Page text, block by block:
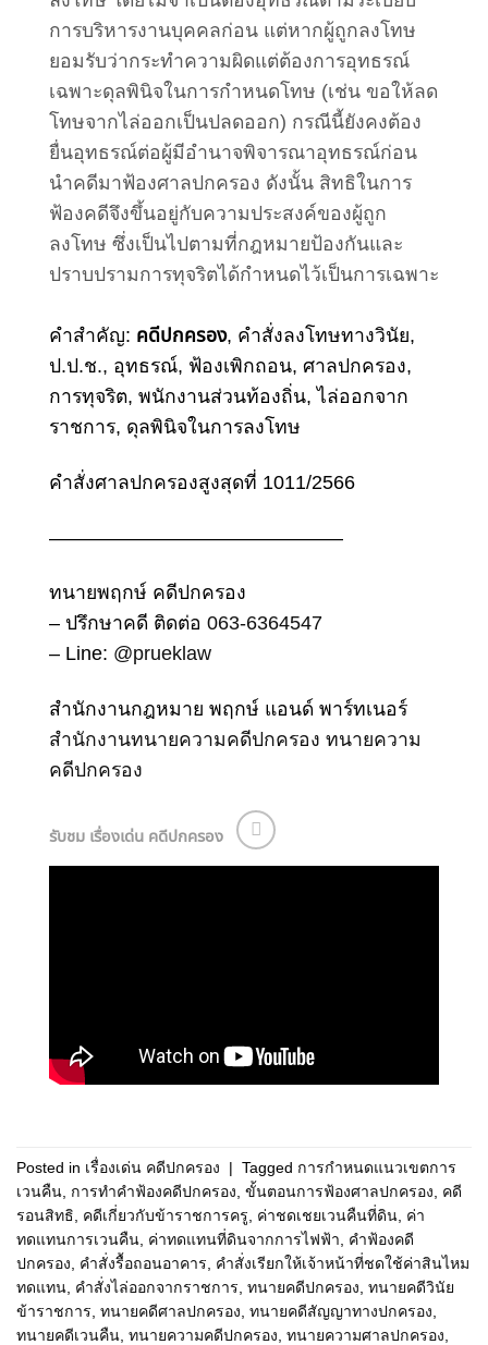
การบริหารงานบุคคลก่อน แต่หากผู้ถูกลงโทษ
ยอมรับว่ากระทำความผิดแต่ต้องการอุทธรณ์
เฉพาะดุลพินิจในการกำหนดโทษ (เช่น ขอให้ลด
โทษจากไล่ออกเป็นปลดออก) กรณีนี้ยังคงต้อง
ยื่นอุทธรณ์ต่อผู้มีอำนาจพิจารณาอุทธรณ์ก่อน
นำคดีมาฟ้องศาลปกครอง ดังนั้น สิทธิในการ
ฟ้องคดีจึงขึ้นอยู่กับความประสงค์ของผู้ถูก
ลงโทษ ซึ่งเป็นไปตามที่กฎหมายป้องกันและ
ปราบปรามการทุจริตได้กำหนดไว้เป็นการเฉพาะ
คำสำคัญ: คดีปกครอง, คำสั่งลงโทษทางวินัย,
ป.ป.ช., อุทธรณ์, ฟ้องเพิกถอน, ศาลปกครอง,
การทุจริต, พนักงานส่วนท้องถิ่น, ไล่ออกจาก
ราชการ, ดุลพินิจในการลงโทษ
คำสั่งศาลปกครองสูงสุดที่ 1011/2566
———————————————
ทนายพฤกษ์ คดีปกครอง
– ปรึกษาคดี ติดต่อ 063-6364547
– Line: @prueklaw
สำนักงานกฎหมาย พฤกษ์ แอนด์ พาร์ทเนอร์
สำนักงานทนายความคดีปกครอง ทนายความ
คดีปกครอง
รับชม เรื่องเด่น คดีปกครอง
Posted in เรื่องเด่น คดีปกครอง | Tagged การกำหนดแนวเขตการ
เวนคืน การทำคำฟ้องคดีปกครอง ขั้นตอนการฟ้องศาลปกครอง
คดี
รอนสิทธิ
คดีเกี่ยวกับข้าราชการครู ค่าชดเชยเวนคืนที่ดิน ค่า
ทดแทนการเวนคืน ค่าทดแทนที่ดินจากการไฟฟ้า
คำฟ้องคดี
ปกครอง
คำสั่งรื้อถอนอาคาร
คำสั่งเรียกให้เจ้าหน้าที่ชดใช้ค่าสินไหม
ทดแทน คำสั่งไล่ออกจากราชการ ทนายคดีปกครอง ทนายคดีวินัย
ข้าราชการ ทนายคดีศาลปกครอง ทนายคดีสัญญาทางปกครอง
ทนายคดีเวนคืน ทนายความคดีปกครอง ทนายความศาลปกครอง